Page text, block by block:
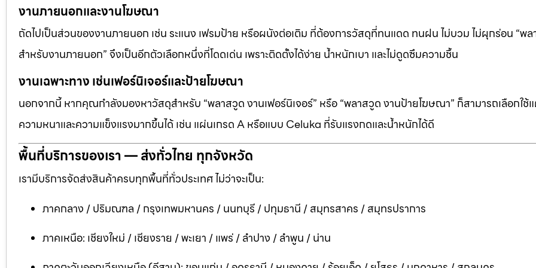
งานภายนอกและงานโฆษณา
ถัดไปเป็นส่วนของงานภายนอก เช่น ระแนง เฟรมป้าย หรือผนังต่อเติม ที่ต้องการวัสดุที่ทนแดด ทนฝน ไม่บวม ไม่ผุกร่อน “พ
สำหรับงานภายนอก” จึงเป็นอีกตัวเลือกหนึ่งที่โดดเด่น เพราะติดตั้งได้ง่าย น้ำหนักเบา และไม่ดูดซึมความชื้น
งานเฉพาะทาง เช่นเฟอร์นิเจอร์และป้ายโฆษณา
นอกจากนี้ หากคุณกำลังมองหาวัสดุสำหรับ “พลาสวูด งานเฟอร์นิเจอร์” หรือ “พลาสวูด งานป้ายโฆษณา” ก็สามารถเลือกใช้
ความหนาและความแข็งแรงมากขึ้นได้ เช่น แผ่นเกรด A หรือแบบ Celuka ที่รับแรงกดและน้ำหนักได้ดี
พื้นที่บริการของเรา — ส่งทั่วไทย ทุกจังหวัด
เรามีบริการจัดส่งสินค้าครบทุกพื้นที่ทั่วประเทศ ไม่ว่าจะเป็น:
ภาคกลาง / ปริมณฑล / กรุงเทพมหานคร / นนทบุรี / ปทุมธานี / สมุทรสาคร / สมุทรปราการ
ภาคเหนือ: เชียงใหม่ / เชียงราย / พะเยา / แพร่ / ลำปาง / ลำพูน / น่าน